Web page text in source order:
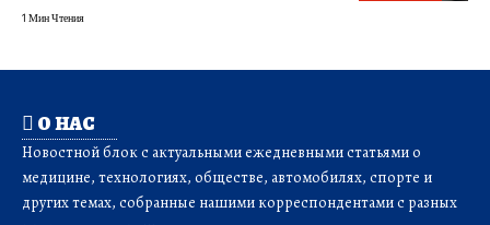
1 Мин Чтения
О НАС
Новостной блок с актуальными ежедневными статьями о
медицине, технологиях, обществе, автомобилях, спорте и
других темах, собранные нашими корреспондентами с разных